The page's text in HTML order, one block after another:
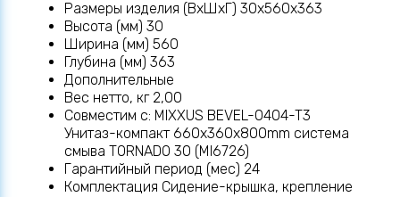
Размеры изделия (ВхШхГ) 30x560x363
Высота (мм) 30
Ширина (мм) 560
Глубина (мм) 363
Дополнительные
Вес нетто, кг 2,00
Совместим с: MIXXUS BEVEL-0404-T3
Унитаз-компакт 660х360х800mm система
смыва TORNADO 30 (MI6726)
Гарантийный период (мес) 24
Комплектация Сидение-крышка, крепление